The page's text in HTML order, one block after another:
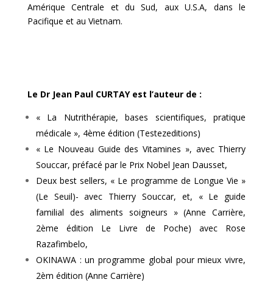
Amérique Centrale et du Sud, aux U.S.A, dans le
Pacifique et au Vietnam.
Le Dr Jean Paul CURTAY est l’auteur de :
« La Nutrithérapie, bases scientifiques, pratique
médicale », 4ème édition (Testezeditions)
« Le Nouveau Guide des Vitamines », avec Thierry
Souccar, préfacé par le Prix Nobel Jean Dausset,
Deux best sellers, « Le programme de Longue Vie »
(Le Seuil)- avec Thierry Souccar, et, « Le guide
familial des aliments soigneurs » (Anne Carrière,
2ème édition Le Livre de Poche) avec Rose
Razafimbelo,
OKINAWA : un programme global pour mieux vivre,
2èm édition (Anne Carrière)